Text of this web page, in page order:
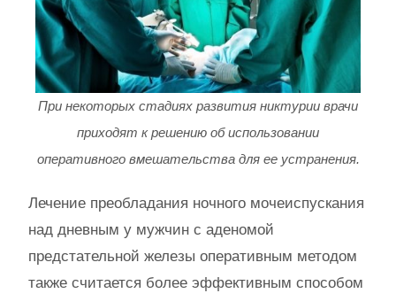
При некоторых стадиях развития никтурии врачи
приходят к решению об использовании
оперативного вмешательства для ее устранения.
Лечение преобладания ночного мочеиспускания
над дневным у мужчин с аденомой
предстательной железы оперативным методом
также считается более эффективным способом